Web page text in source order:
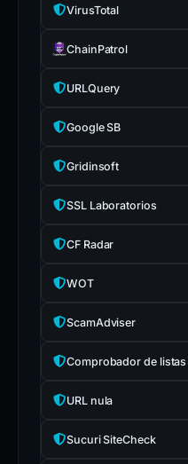
VirusTotal
ChainPatrol
URLQuery
Google SB
Gridinsoft
SSL Laboratorios
CF Radar
WOT
ScamAdviser
Comprobador de
URL nula
Sucuri SiteCheck